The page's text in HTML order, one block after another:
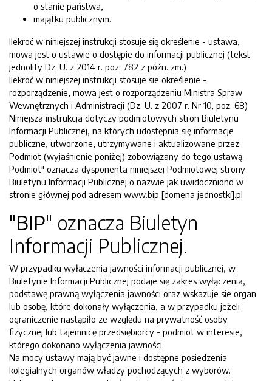
o stanie państwa,
majątku publicznym.
Ilekroć w niniejszej instrukcji stosuje się określenie - ustawa,
mowa jest o ustawie o dostępie do informacji publicznej (tekst
jednolity Dz. U. z 2014 r. poz. 782 z późn. zm.)
Ilekroć w niniejszej instrukcji stosuje sie określenie -
rozporządzenie, mowa jest o rozporządzeniu Ministra Spraw
Wewnętrznych i Administracji (Dz. U. z 2007 r. Nr 10, poz. 68)
Niniejsza instrukcja dotyczy podmiotowych stron Biuletynu
Informacji Publicznej, na których udostępnia się informacje
publiczne, utworzone, utrzymywane i aktualizowane przez
Podmiot (wyjaśnienie poniżej) zobowiązany do tego ustawą.
Podmiot" oznacza dysponenta niniejszej Podmiotowej strony
Biuletynu Informacji Publicznej o nazwie jak uwidoczniono w
stronie głównej pod adresem www.bip.[domena jednostki].pl
"BIP" oznacza Biuletyn
Informacji Publicznej.
W przypadku wyłączenia jawności informacji publicznej, w
Biuletynie Informacji Publicznej podaje się zakres wyłączenia,
podstawę prawną wyłączenia jawności oraz wskazuje sie organ
lub osobę, które dokonały wyłączenia, a w przypadku jeżeli
ograniczenie nastąpiło ze względu na prywatność osoby
fizycznej lub tajemnicę przedsiębiorcy - podmiot w interesie,
którego dokonano wyłączenia jawności.
Na mocy ustawy mają być jawne i dostępne posiedzenia
kolegialnych organów władzy pochodzących z wyborów.